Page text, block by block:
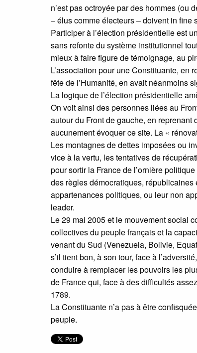
n’est pas octroyée par des hommes
– élus comme électeurs – doivent in fine
Participer à l’élection présidentielle est
sans refonte du système institutionnel
mieux à faire figure de témoignage, au
L’association pour une Constituante, en
fête de l’Humanité, en avait néanmoins
La logique de l’élection présidentielle
On voit ainsi des personnes liées au
autour du Front de gauche, en reprenant
aucunement évoquer ce site. La «
Les montagnes de dettes imposées ou
vice à la vertu, les tentatives de
pour sortir la France de l’ornière
des règles démocratiques,
appartenances politiques, ou leur non
leader.
Le 29 mai 2005 et le mouvement social
collectives du peuple français et la
venant du Sud (Venezuela, Bolivie,
s’il tient bon, à son tour, face à
conduire à remplacer les pouvoirs les
de France qui, face à des difficultés
1789.
La Constituante n’a pas à être
peuple.